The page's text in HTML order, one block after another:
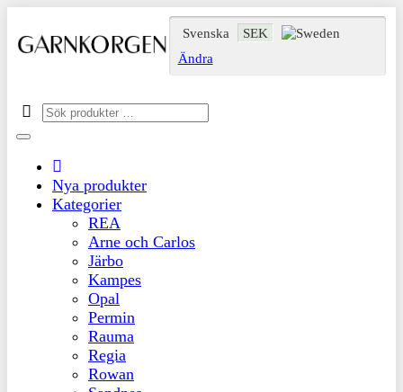
Svenska
SEK
Ändra
Nya produkter
Kategorier
REA
Arne och Carlos
Järbo
Kampes
Opal
Permin
Rauma
Regia
Rowan